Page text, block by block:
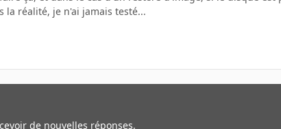
la réalité, je n'ai jamais testé...
de nouvelles réponses.